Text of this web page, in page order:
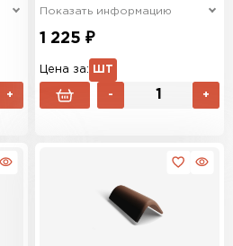
+
Показать информацию
1 225 ₽
Цена за: ШТ
- +